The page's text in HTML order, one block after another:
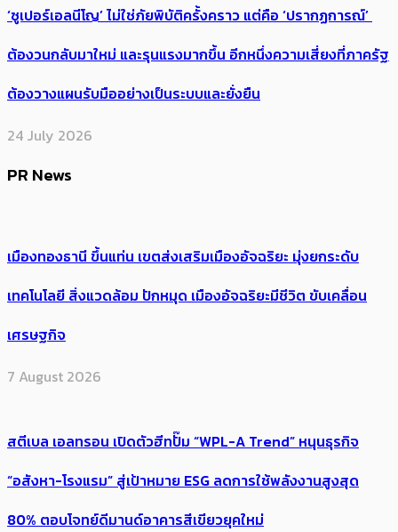
‘ซูเปอร์เอลนีโญ’ ไม่ใช่ภัยพิบัติครั้งคราว แต่คือ ‘ปรากฏการณ์’ ​
ต้อง​วนกลับมาใหม่ และรุนแรงมากขึ้น อีกหนึ่งความเสี่ยงที่ภาครัฐ
ต้องวางแผนรับมืออย่างเป็นระบบและยั่งยืน
24 July 2026
PR News
เมืองทองธานี ขึ้นแท่น เขตส่งเสริมเมืองอัจฉริยะ มุ่งยกระดับ
เทคโนโลยี สิ่งแวดล้อม ปักหมุด เมืองอัจฉริยะมีชีวิต ขับเคลื่อน
เศรษฐกิจ
7 August 2026
สตีเบล เอลทรอน เปิดตัวฮีทปั๊ม “WPL-A Trend” หนุนธุรกิจ
“อสังหา-โรงแรม” สู่เป้าหมาย ESG ลดการใช้พลังงานสูงสุด
80% ตอบโจทย์ดีมานด์อาคารสีเขียวยุคใหม่